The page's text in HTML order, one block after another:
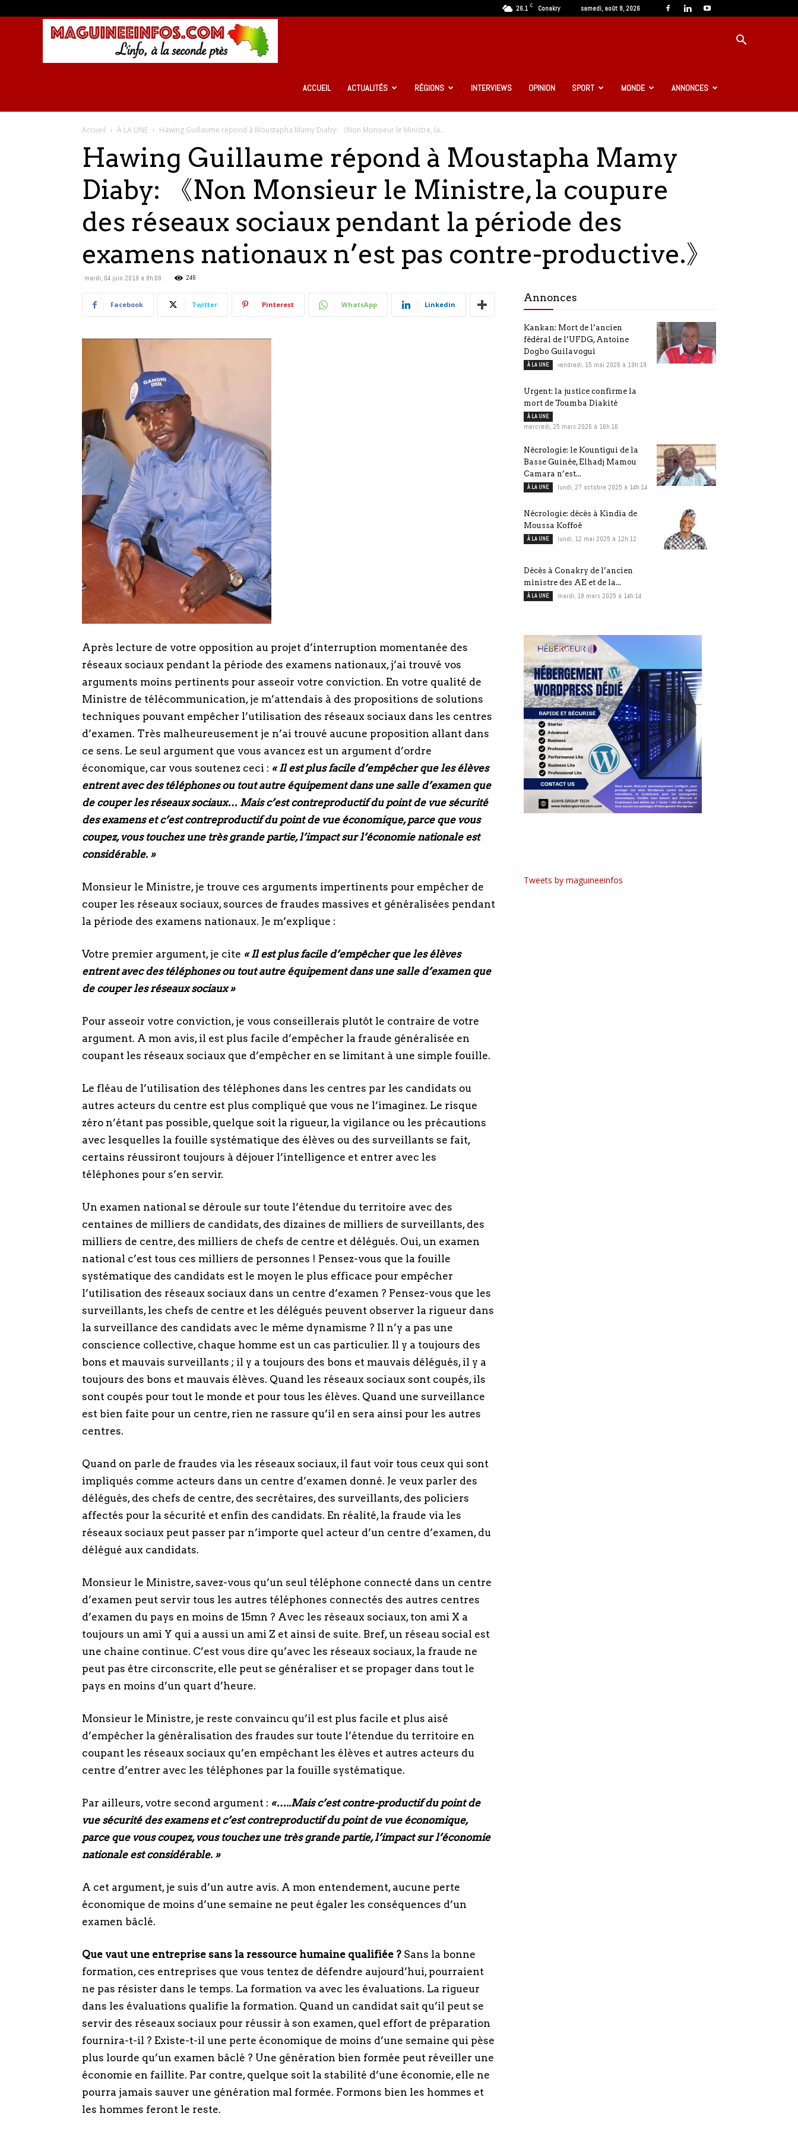
26.1 C Conakry samedi, août 8, 2026
Guinée
Infos
ACCUEIL ACTUALITÉS RÉGIONS INTERVIEWS OPINION SPORT MONDE ANNONCES
Accueil À LA UNE Hawing Guillaume répond à Moustapha Mamy Diaby: 《Non Monsieur le Ministre, la...
Hawing Guillaume répond à Moustapha Mamy
Diaby: 《Non Monsieur le Ministre, la coupure
des réseaux sociaux pendant la période des
examens nationaux n’est pas contre-productive.》
mardi, 04 juin 2019 à 8h:08 246
Facebook Twitter Pinterest WhatsApp Linkedin
Après lecture de votre opposition au projet d’interruption momentanée des
réseaux sociaux pendant la période des examens nationaux, j’ai trouvé vos
arguments moins pertinents pour asseoir votre conviction. En votre qualité de
Ministre de télécommunication, je m’attendais à des propositions de solutions
techniques pouvant empêcher l’utilisation des réseaux sociaux dans les centres
d’examen. Très malheureusement je n’ai trouvé aucune proposition allant dans
ce sens. Le seul argument que vous avancez est un argument d’ordre
économique, car vous soutenez ceci : « Il est plus facile d’empêcher que les élèves
entrent avec des téléphones ou tout autre équipement dans une salle d’examen que
de couper les réseaux sociaux… Mais c’est contreproductif du point de vue sécurité
des examens et c’est contreproductif du point de vue économique, parce que vous
coupez, vous touchez une très grande partie, l’impact sur l’économie nationale est
considérable. »
Monsieur le Ministre, je trouve ces arguments impertinents pour empêcher de
couper les réseaux sociaux, sources de fraudes massives et généralisées pendant
la période des examens nationaux. Je m’explique :
Votre premier argument, je cite « Il est plus facile d’empêcher que les élèves
entrent avec des téléphones ou tout autre équipement dans une salle d’examen que
de couper les réseaux sociaux »
Pour asseoir votre conviction, je vous conseillerais plutôt le contraire de votre
argument. A mon avis, il est plus facile d’empêcher la fraude généralisée en
coupant les réseaux sociaux que d’empêcher en se limitant à une simple fouille.
Le fléau de l’utilisation des téléphones dans les centres par les candidats ou
autres acteurs du centre est plus compliqué que vous ne l’imaginez. Le risque
zéro n’étant pas possible, quelque soit la rigueur, la vigilance ou les précautions
avec lesquelles la fouille systématique des élèves ou des surveillants se fait,
certains réussiront toujours à déjouer l’intelligence et entrer avec les
téléphones pour s’en servir.
Un examen national se déroule sur toute l’étendue du territoire avec des
centaines de milliers de candidats, des dizaines de milliers de surveillants, des
milliers de centre, des milliers de chefs de centre et délégués. Oui, un examen
national c’est tous ces milliers de personnes ! Pensez-vous que la fouille
systématique des candidats est le moyen le plus efficace pour empêcher
l’utilisation des réseaux sociaux dans un centre d’examen ? Pensez-vous que les
surveillants, les chefs de centre et les délégués peuvent observer la rigueur dans
la surveillance des candidats avec le même dynamisme ? Il n’y a pas une
conscience collective, chaque homme est un cas particulier. Il y a toujours des
bons et mauvais surveillants ; il y a toujours des bons et mauvais délégués, il y a
toujours des bons et mauvais élèves. Quand les réseaux sociaux sont coupés, ils
sont coupés pour tout le monde et pour tous les élèves. Quand une surveillance
est bien faite pour un centre, rien ne rassure qu’il en sera ainsi pour les autres
centres.
Quand on parle de fraudes via les réseaux sociaux, il faut voir tous ceux qui sont
impliqués comme acteurs dans un centre d’examen donné. Je veux parler des
délégués, des chefs de centre, des secrétaires, des surveillants, des policiers
affectés pour la sécurité et enfin des candidats. En réalité, la fraude via les
réseaux sociaux peut passer par n’importe quel acteur d’un centre d’examen, du
délégué aux candidats.
Monsieur le Ministre, savez-vous qu’un seul téléphone connecté dans un centre
d’examen peut servir tous les autres téléphones connectés des autres centres
d’examen du pays en moins de 15mn ? Avec les réseaux sociaux, ton ami X a
toujours un ami Y qui a aussi un ami Z et ainsi de suite. Bref, un réseau social est
une chaine continue. C’est vous dire qu’avec les réseaux sociaux, la fraude ne
peut pas être circonscrite, elle peut se généraliser et se propager dans tout le
pays en moins d’un quart d’heure.
Monsieur le Ministre, je reste convaincu qu’il est plus facile et plus aisé
d’empêcher la généralisation des fraudes sur toute l’étendue du territoire en
coupant les réseaux sociaux qu’en empêchant les élèves et autres acteurs du
centre d’entrer avec les téléphones par la fouille systématique.
Par ailleurs, votre second argument : «…..Mais c’est contre-productif du point de
vue sécurité des examens et c’est contreproductif du point de vue économique,
parce que vous coupez, vous touchez une très grande partie, l’impact sur l’économie
nationale est considérable. »
A cet argument, je suis d’un autre avis. A mon entendement, aucune perte
économique de moins d’une semaine ne peut égaler les conséquences d’un
examen bâclé.
Que vaut une entreprise sans la ressource humaine qualifiée ? Sans la bonne
formation, ces entreprises que vous tentez de défendre aujourd’hui, pourraient
ne pas résister dans le temps. La formation va avec les évaluations. La rigueur
dans les évaluations qualifie la formation. Quand un candidat sait qu’il peut se
servir des réseaux sociaux pour réussir à son examen, quel effort de préparation
fournira-t-il ? Existe-t-il une perte économique de moins d’une semaine qui pèse
plus lourde qu’un examen bâclé ? Une génération bien formée peut réveiller une
économie en faillite. Par contre, quelque soit la stabilité d’une économie, elle ne
pourra jamais sauver une génération mal formée. Formons bien les hommes et
les hommes feront le reste.
Annonces
Kankan: Mort de l’ancien
fédéral de l’UFDG, Antoine
Dogbo Guilavogui
À LA UNE vendredi, 15 mai 2026 à 19h:19
Urgent: la justice confirme la
mort de Toumba Diakité
À LA UNE
mercredi, 25 mars 2026 à 16h:16
Nécrologie: le Kountigui de la
Basse Guinée, Elhadj Mamou
Camara n’est...
À LA UNE lundi, 27 octobre 2025 à 14h:14
Nécrologie: décès à Kindia de
Moussa Koffoé
À LA UNE lundi, 12 mai 2025 à 12h:12
Décès à Conakry de l’ancien
ministre des AE et de la...
À LA UNE mardi, 18 mars 2025 à 14h:14
Tweets by maguineeinfos